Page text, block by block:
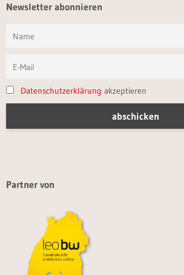
Newsletter abonnieren
Datenschutzerklärung akzeptieren
Partner von